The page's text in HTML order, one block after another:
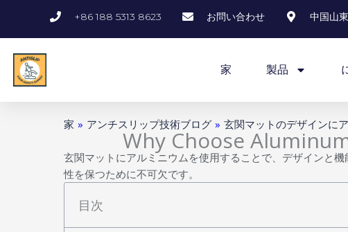
を
+86 188 5313 8623 お問い合わせ 中国山
家 製品
家 » アンチスリップ技術ブログ » 玄関マットのデザインに
Why Choose
玄関マットにアルミニウムを使用することで、デザインと
性を保つために不可欠です。
目次